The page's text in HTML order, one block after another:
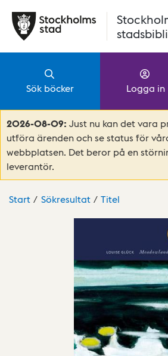
Sök böcker Logga in
2026-08-09: Just nu kan det vara
utföra ärenden och se status för
webbplatsen. Det beror på en
leverantör.
Start Sökresultat Titel